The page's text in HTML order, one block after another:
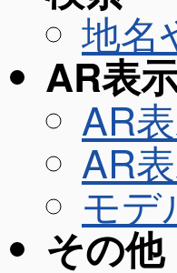
地名
AR表
AR
AR
モデ
その他